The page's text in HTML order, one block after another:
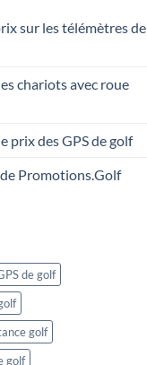
sur les télémètres de
chariots avec roue
prix des GPS de golf
Promotions.Golf
de golf
golf
golf